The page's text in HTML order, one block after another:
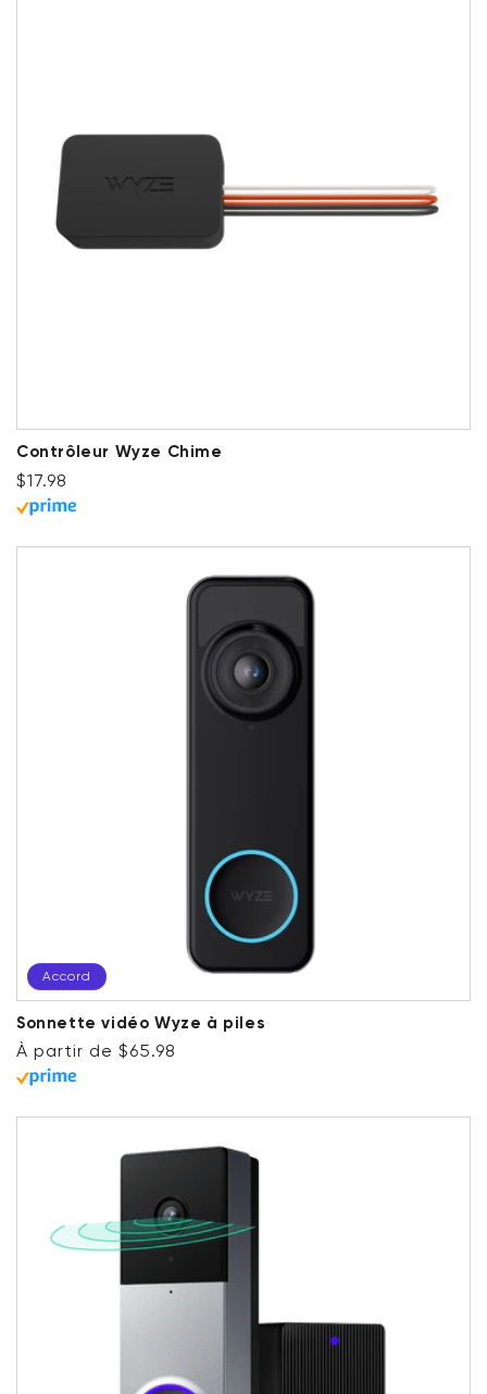
Contrôleur Wyze Chime
Prix ​​régulier
$17.98
Accord
Sonnette vidéo Wyze à piles
Prix ​​régulier
Accord
À partir de $65.98